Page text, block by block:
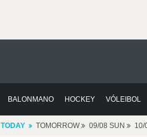
BALONMANO HOCKEY VÓLEIBOL
TODAY TOMORROW 09/08 SUN 10/